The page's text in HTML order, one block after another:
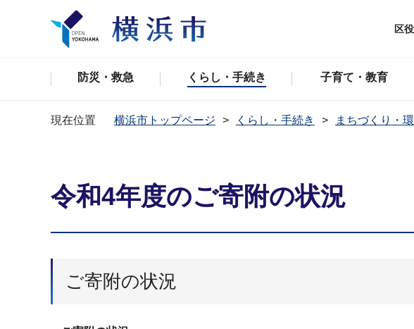
区
防災・救急 くらし・手続き 子育て・教育
現在位置 横浜市トップページ くらし・手続き まちづくり・
令和4年度のご寄附の状況
ご寄附の状況